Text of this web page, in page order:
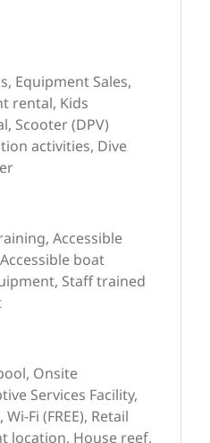
Equipment Sales,
rental, Kids
Scooter (DPV)
activities, Dive
Accessible
boat
Staff trained
Onsite
Services Facility,
Fi (FREE), Retail
location, House reef,